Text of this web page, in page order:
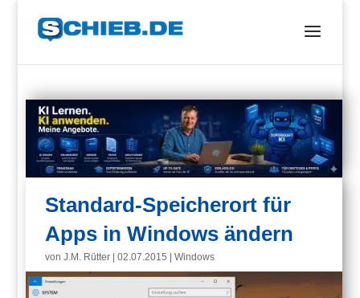
Standard-Speicherort für
Apps in Windows ändern
vonJ.M. Rütter |02.07.2015 |Windows